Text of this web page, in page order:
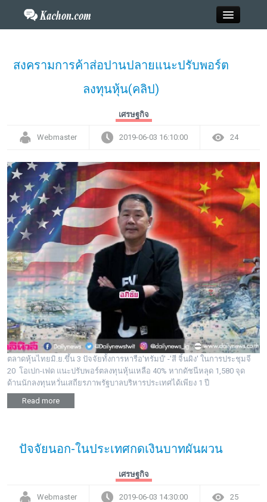
วาไรตี้
ไลฟ์สไตล์
สังคมออนไลน์
พระดอทกะฉ่อน
กะฉ่อนช้อปปิ้ง
ติดต่อ
สงครามการค้าส่อปานปลายแนะปรับพอร์ต
ลงทุนหุ้น(คลิป)
เศรษฐกิจ
Webmaster 2019-06-03 16:10:00 24
ตลาดหุ้นไทยมิ.ย.ขึ้น 3 ปัจจัยทั้งการหารือ'ทรัมป์' -'สี จิ้นผิง' ในการประชุมจี
20 โอเปก-เฟด แนะปรับพอร์ตลงทุนหุ้นเหลือ 40% หากดัชนีหลุด 1,580 จุด
ด้านนักลงทุนหวั่นเสถียรภาพรัฐบาลบริหารประเทศได้เพียง 1 ปี
Read more
ปัจจัยนอก-ในประเทศกดเงินบาทผันผวน
เศรษฐกิจ
Webmaster 2019-06-03 14:30:00 25